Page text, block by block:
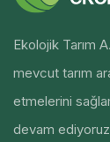
Ekolojik Tarım
mevcut tarım
etmelerini
devam